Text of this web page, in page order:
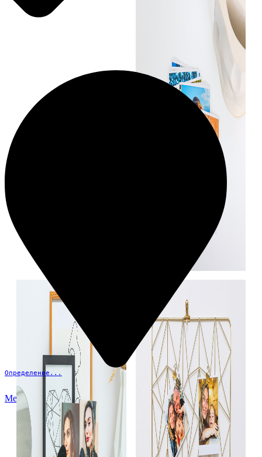
Определение...
Меню